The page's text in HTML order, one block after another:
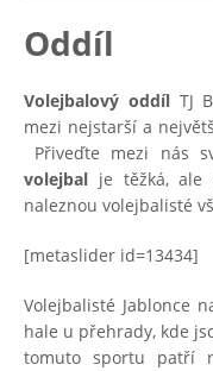
Oddíl
Volejbalový oddílTJ
mezi nejstarší a
Přiveďte mezi nás
volejbal je těžká, ale
naleznou volejbalisté
[metaslider id=13434]
Volejbalisté Jablonce
hale u přehrady, kde
tomuto sportu patří